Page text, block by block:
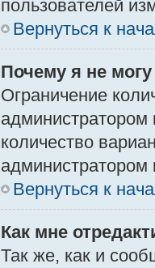
пользователей
Вернуться к
Почему я не
Ограничение
количество
Вернуться к
Как мне
Так же, как и